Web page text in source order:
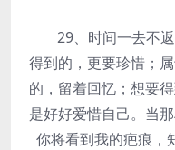
29、时间一去不返
得到的，更要珍惜；
的，留着回忆；想要
是好好爱惜自己。当
你将看到我的疤痕，